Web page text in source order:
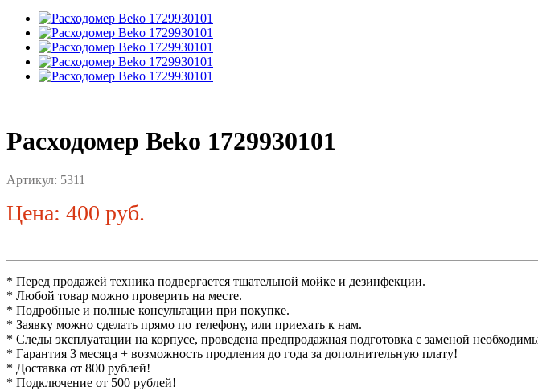
Расходомер Beko 1729930101
Артикул: 5311
Цена: 400 руб.
* Перед продажей техника подвергается тщательной мойке и дезинфекции.
* Любой товар можно проверить на месте.
* Подробные и полные консультации при покупке.
* Заявку можно сделать прямо по телефону, или приехать к нам.
* Следы эксплуатации на корпусе, проведена предпродажная подготовка с заменой
* Гарантия 3 месяца + возможность продления до года за дополнительную плату!
* Доставка от 800 рублей!
* Подключение от 500 рублей!